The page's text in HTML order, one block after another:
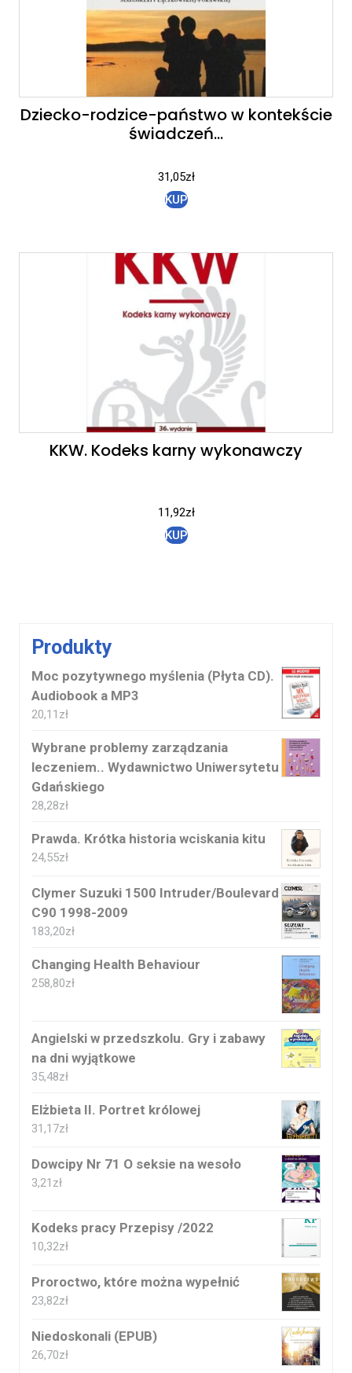
Dziecko-rodzice-państwo w kontekście
świadczeń…
31,05zł
KUP
KKW. Kodeks karny wykonawczy
11,92zł
KUP
Produkty
Moc pozytywnego myślenia (Płyta CD).
Audiobook a MP3
20,11 zł
Wybrane problemy zarządzania
leczeniem.. Wydawnictwo Uniwersytetu
Gdańskiego
28,28zł
Prawda. Krótka historia wciskania kitu
24,55zł
Clymer Suzuki 1500 Intruder/Boulevard
C90 1998-2009
183,20zł
Changing Health Behaviour
258,80zł
Angielski w przedszkolu. Gry i zabawy
na dni wyjątkowe
35,48zł
Elżbieta II. Portret królowej
31,17zł
Dowcipy Nr 71 O seksie na wesoło
3,21 zł
Kodeks pracy Przepisy /2022
10,32zł
Proroctwo, które można wypełnić
23,82zł
Niedoskonali (EPUB)
26,70zł